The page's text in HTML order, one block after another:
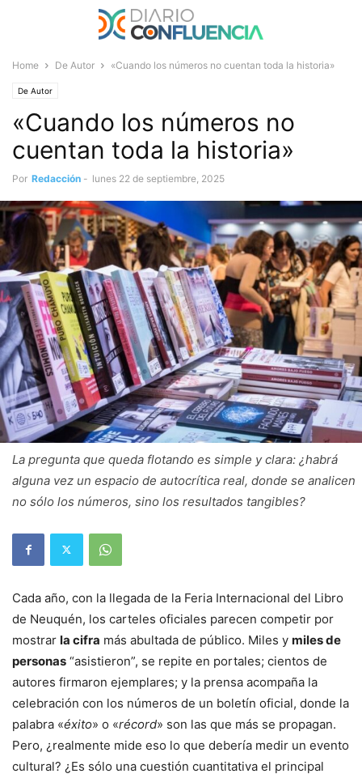
Home De Autor «Cuando los números no cuentan toda la historia»
De Autor
«Cuando los números no
cuentan toda la historia»
Por Redacción - lunes 22 de septiembre, 2025
La pregunta que queda flotando es simple y clara: ¿habrá
alguna vez un espacio de autocrítica real, donde se analicen
no sólo los números, sino los resultados tangibles?
Cada año, con la llegada de la Feria Internacional del Libro
de Neuquén, los carteles oficiales parecen competir por
mostrar la cifra más abultada de público. Miles y miles de
personas “asistieron”, se repite en portales; cientos de
autores firmaron ejemplares; y la prensa acompaña la
celebración con los números de un boletín oficial, donde la
palabra «éxito» o «récord» son las que más se propagan.
Pero, ¿realmente mide eso lo que debería medir un evento
cultural? ¿Es sólo una cuestión cuantitativa el principal